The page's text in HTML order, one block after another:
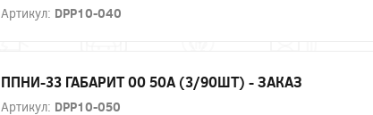
Артикул: DPP10-040
ППНИ-33 ГАБАРИТ 00 50А (3/90ШТ) - ЗАКАЗ
Артикул: DPP10-050